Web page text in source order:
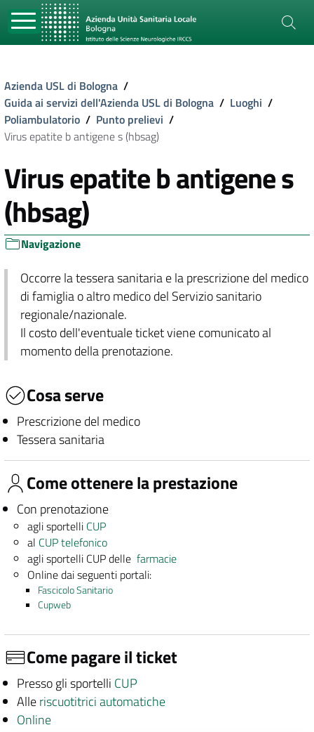
Azienda USL di Bologna /
Guida ai servizi dell'Azienda USL di Bologna / Luoghi /
Poliambulatorio / Punto prelievi /
Virus epatite b antigene s (hbsag)
Virus epatite b antigene s
(hbsag)
Navigazione
Occorre la tessera sanitaria e la prescrizione del medico
di famiglia o altro medico del Servizio sanitario
regionale/nazionale.
Il costo dell'eventuale ticket viene comunicato al
momento della prenotazione.
Cosa serve
Prescrizione del medico
Tessera sanitaria
Come ottenere la prestazione
Con prenotazione
agli sportelli CUP
al CUP telefonico
agli sportelli CUP dellefarmacie
Online dai seguenti portali:
Fascicolo Sanitario
Cupweb
Come pagare il ticket
Presso gli sportelli CUP
Alleriscuotitrici automatiche
Online